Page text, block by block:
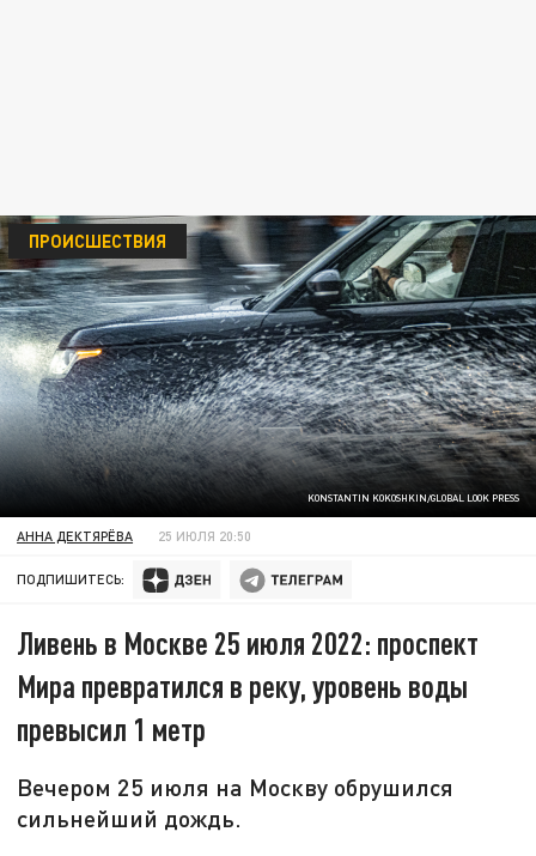
KONSTANTIN KOKOSHKIN/GLOBAL LOOK PRESS
ПРОИСШЕСТВИЯ
АННА ДЕКТЯРЁВА 25 ИЮЛЯ 20:50
ПОДПИШИТЕСЬ:
Ливень в Москве 25 июля 2022: проспект
Мира превратился в реку, уровень воды
превысил 1 метр
Вечером 25 июля на Москву обрушился
сильнейший дождь.